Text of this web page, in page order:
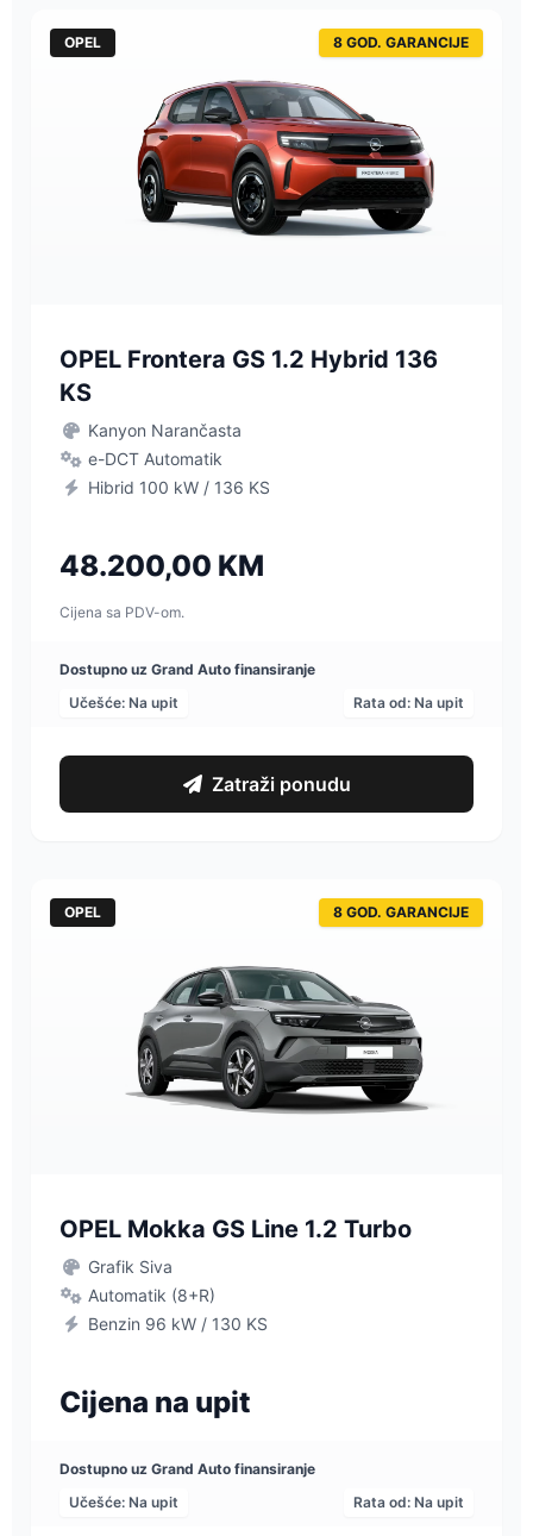
OPEL 8 GOD. GARANCIJE
OPEL Frontera GS 1.2 Hybrid 136
KS
Kanyon Narančasta
e-DCT Automatik
Hibrid 100 kW / 136 KS
48.200,00 KM
Cijena sa PDV-om.
Dostupno uz Grand Auto finansiranje
Učešće: Na upit
Rata od: Na upit
Zatraži ponudu
OPEL 8 GOD. GARANCIJE
OPEL Mokka GS Line 1.2 Turbo
Grafik Siva
Automatik (8+R)
Benzin 96 kW / 130 KS
Cijena na upit
Dostupno uz Grand Auto finansiranje
Učešće: Na upit
Rata od: Na upit